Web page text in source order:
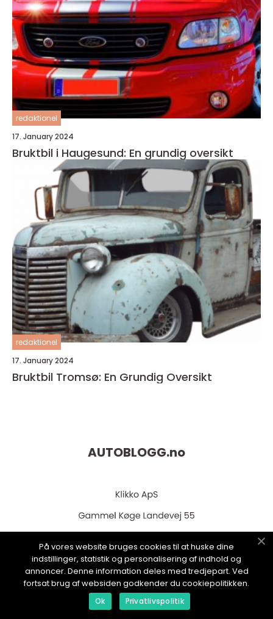
redaktionel
17. January 2024
Bruktbil i Haugesund: En grundig oversikt
redaktionel
17. January 2024
Bruktbil Tromsø: En Grundig Oversikt
AUTOBLOGG.no
web:www.klikko.dk
På vores website bruges cookies til at huske dine
indstillinger, statistik og personalisering af indhold og
annoncer. Denne information deles med tredjepart. Ved
fortsat brug af websiden godkender du cookiepolitikken.
Ok Privatlivspolitik